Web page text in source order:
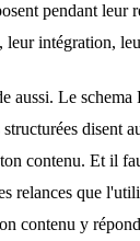
pendant leur
leur intégration,
aussi. Le
disent
contenu. Et il
relances que
contenu y